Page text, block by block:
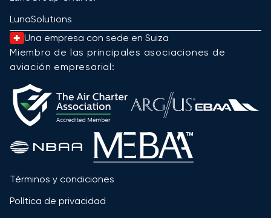
LunaSolutions
Una empresa con sede en Suiza
Miembro de las principales asociaciones de
aviación empresarial:
Términos y condiciones
Política de privacidad